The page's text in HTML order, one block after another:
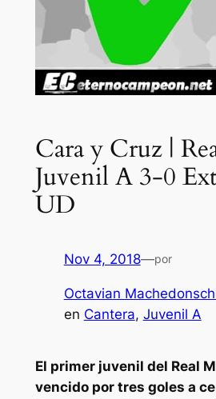
Cara y Cruz |
Juvenil A 3-0
UD
Nov 4, 2018—por
Octavian
en Cantera, Juvenil A
El primer juvenil del Real
vencido por tres goles a